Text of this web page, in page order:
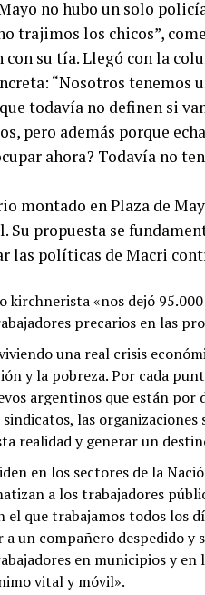
no hubo un solo
trajimos los chicos”,
con su tía. Llegó con la
“Nosotros tenemos
todavía no definen si
pero además porque
ahora? Todavía no
montado en Plaza de
Su propuesta se
las políticas de Macri
kirchnerista «nos dejó
precarios en las
una real crisis
y la pobreza. Por cada
argentinos que están por
las
realidad y generar un
en los sectores de la
a los trabajadores
el que trabajamos todos los
un compañero despedido y
en municipios y
vital y móvil».